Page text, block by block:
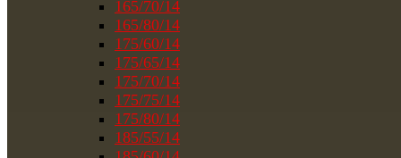
165/70/14
165/80/14
175/60/14
175/65/14
175/70/14
175/75/14
175/80/14
185/55/14